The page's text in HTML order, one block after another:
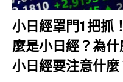
小日經罩門1把抓
麼是小日經？為
小日經要注意什麼